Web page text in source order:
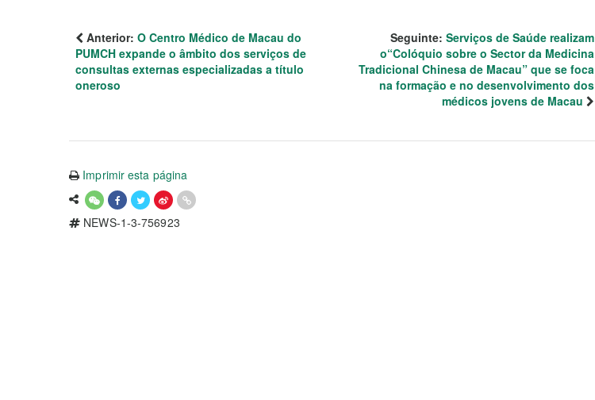
Anterior: O Centro Médico de Macau do
PUMCH expande o âmbito dos serviços de
consultas externas especializadas a título
oneroso
Seguinte: Serviços de Saúde realizam
o“Colóquio sobre o Sector da Medicina
Tradicional Chinesa de Macau” que se foca
na formação e no desenvolvimento dos
médicos jovens de Macau
Imprimir esta página
NEWS-1-3-756923